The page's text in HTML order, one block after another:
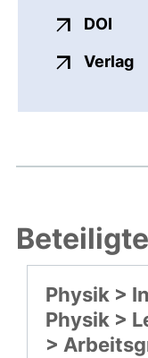
DOI
Verlag
Physik >
Physik >
>